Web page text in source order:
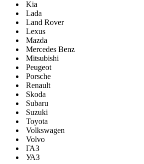
Kia
Lada
Land Rover
Lexus
Mazda
Mercedes Benz
Mitsubishi
Peugeot
Porsche
Renault
Skoda
Subaru
Suzuki
Toyota
Volkswagen
Volvo
ГАЗ
УАЗ